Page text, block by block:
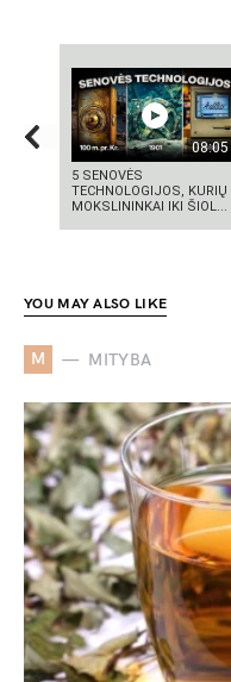
08:05
5 SENOVĖS
TECHNOLOGIJOS, KURIŲ
MOKSLININKAI IKI ŠIOL...
YOU MAY ALSO LIKE
M MITYBA